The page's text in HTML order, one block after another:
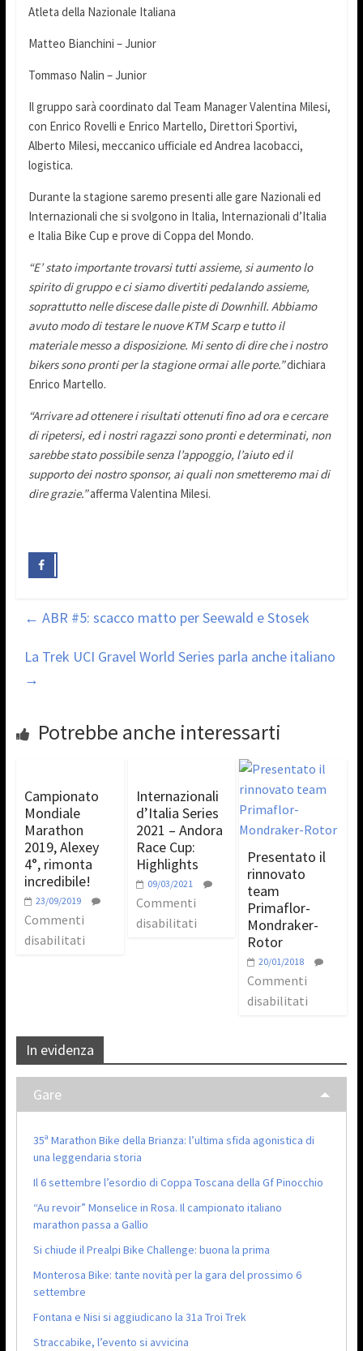
Atleta della Nazionale Italiana
Matteo Bianchini – Junior
Tommaso Nalin – Junior
Il gruppo sarà coordinato dal Team Manager Valentina Milesi,
con Enrico Rovelli e Enrico Martello, Direttori Sportivi,
Alberto Milesi, meccanico ufficiale ed Andrea Iacobacci,
logistica.
Durante la stagione saremo presenti alle gare Nazionali ed
Internazionali che si svolgono in Italia, Internazionali d’Italia
e Italia Bike Cup e prove di Coppa del Mondo.
“E’ stato importante trovarsi tutti assieme, si aumento lo
spirito di gruppo e ci siamo divertiti pedalando assieme,
soprattutto nelle discese dalle piste di Downhill. Abbiamo
avuto modo di testare le nuove KTM Scarp e tutto il
materiale messo a disposizione. Mi sento di dire che i nostro
bikers sono pronti per la stagione ormai alle porte.”dichiara
Enrico Martello.
“Arrivare ad ottenere i risultati ottenuti fino ad ora e cercare
di ripetersi, ed i nostri ragazzi sono pronti e determinati, non
sarebbe stato possibile senza l’appoggio, l’aiuto ed il
supporto dei nostro sponsor, ai quali non smetteremo mai di
dire grazie.”afferma Valentina Milesi.
← ABR #5: scacco matto per Seewald e Stosek
La Trek UCI Gravel World Series parla anche italiano
→
Potrebbe anche interessarti
Campionato
Mondiale
Marathon
2019, Alexey
4°, rimonta
incredibile!
23/09/2019
Commenti
disabilitati
Internazionali
d’Italia Series
2021 – Andora
Race Cup:
Highlights
09/03/2021
Commenti
disabilitati
Presentato il
rinnovato
team
Primaflor-
Mondraker-
Rotor
20/01/2018
Commenti
disabilitati
In evidenza
Gare
35ª Marathon Bike della Brianza: l’ultima sfida agonistica di
una leggendaria storia
Il 6 settembre l’esordio di Coppa Toscana della Gf Pinocchio
“Au revoir” Monselice in Rosa. Il campionato italiano
marathon passa a Gallio
Si chiude il Prealpi Bike Challenge: buona la prima
Monterosa Bike: tante novità per la gara del prossimo 6
settembre
Fontana e Nisi si aggiudicano la 31a Troi Trek
Straccabike, l’evento si avvicina